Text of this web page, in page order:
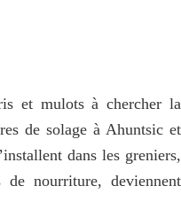
et mulots à chercher la
de solage à Ahuntsic et
dans les greniers,
de nourriture, deviennent